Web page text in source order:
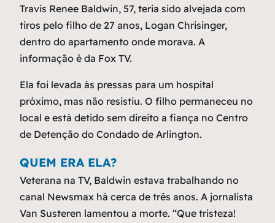
Travis Renee Baldwin, 57, teria sido alvejada com
tiros pelo filho de 27 anos, Logan Chrisinger,
dentro do apartamento onde morava. A
informação é da Fox TV.
Ela foi levada às pressas para um hospital
próximo, mas não resistiu. O filho permaneceu no
local e está detido sem direito a fiança no Centro
de Detenção do Condado de Arlington.
QUEM ERA ELA?
Veterana na TV, Baldwin estava trabalhando no
canal Newsmax há cerca de três anos. A jornalista
Van Susteren lamentou a morte. “Que tristeza!